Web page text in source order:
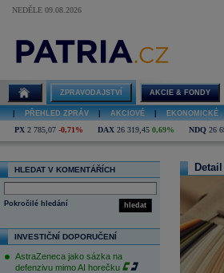
NEDĚLE 09.08.2026
ZPRAVODAJSTVÍ AKCIE & FONDY
PŘEHLED ZPRÁV AKCIOVÉ EKONOMICKÉ
PX 2 785,07 -0,71% DAX 26 319,45 0,69% NDQ 26
HLEDAT V KOMENTÁŘÍCH
hledat
Pokročilé hledání
INVESTIČNÍ DOPORUČENÍ
AstraZeneca jako sázka na
defenzivu mimo AI horečku